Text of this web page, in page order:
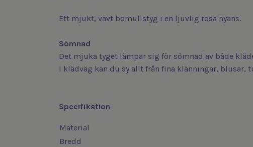
Ett mjukt, vävt bomullstyg i en ljuvlig rosa nyans.
Sömnad
Det mjuka tyget lämpar sig för sömnad av både
I klädväg kan du sy allt från fina klänningar,
Specifikation
Material
Bredd